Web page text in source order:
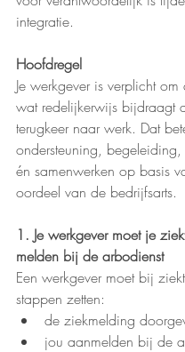
integratie.
Hoofdregel
Je werkgever is verplicht
wat redelijkerwijs bijdraagt
terugkeer naar werk. Dat
ondersteuning,
én samenwerken op basis
oordeel van de bedrijfsarts.
1. Je werkgever moet je
melden bij de arbodienst
Een werkgever moet bij
stappen zetten:
de ziekmelding
jou aanmelden bij de